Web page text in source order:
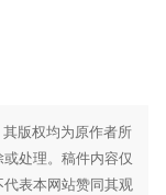
版权均为原作者所
处理。稿件内容仅
表本网站赞同其观